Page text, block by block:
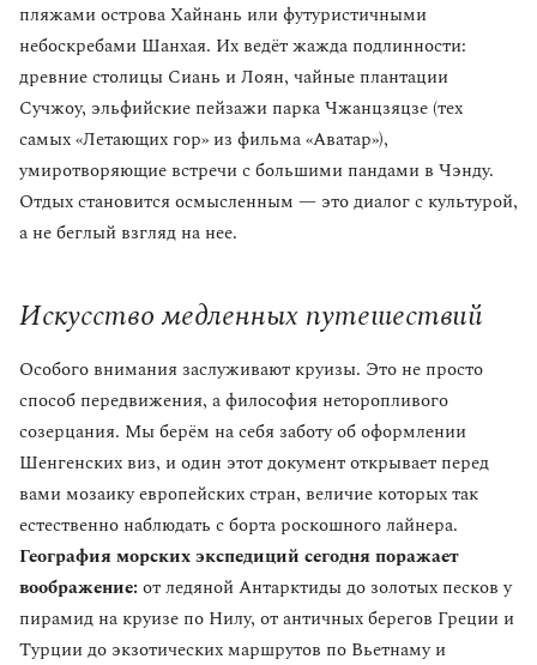
пляжами острова Хайнань или футуристичными
небоскребами Шанхая. Их ведёт жажда подлинности:
древние столицы Сиань и Лоян, чайные плантации
Сучжоу, эльфийские пейзажи парка Чжанцзяцзе (тех
самых «Летающих гор» из фильма «Аватар»),
умиротворяющие встречи с большими пандами в Чэнду.
Отдых становится осмысленным — это диалог с культурой,
а не беглый взгляд на нее.
Искусство медленных путешествий
Особого внимания заслуживают круизы. Это не просто
способ передвижения, а философия неторопливого
созерцания. Мы берём на себя заботу об оформлении
Шенгенских виз, и один этот документ открывает перед
вами мозаику европейских стран, величие которых так
естественно наблюдать с борта роскошного лайнера.
География морских экспедиций сегодня поражает
воображение: от ледяной Антарктиды до золотых песков у
пирамид на круизе по Нилу, от античных берегов Греции и
Турции до экзотических маршрутов по Вьетнаму и